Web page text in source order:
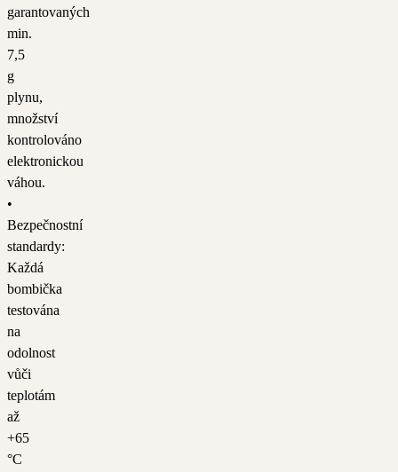
garantovaných
min.
7,5
g
plynu,
množství
kontrolováno
elektronickou
váhou.
•
Bezpečnostní
standardy:
Každá
bombička
testována
na
odolnost
vůči
teplotám
až
+65
°C